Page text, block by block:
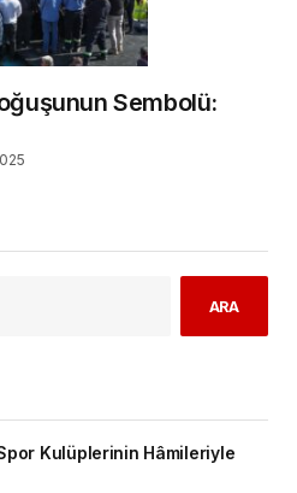
Sembolü:
ARA